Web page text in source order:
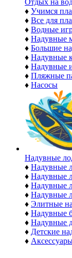
Отдых на
♦ Учимся
♦ Все для
♦ Водные
♦ Надувные
♦ Большие
♦ Надувные
♦ Надувные
♦ Пляжные
♦ Насосы
Надувные
♦ Надувные
♦ Надувные
♦ Надувные
♦ Надувные
♦ Элитные
♦ Надувные
♦ Надувные
♦ Детские
♦